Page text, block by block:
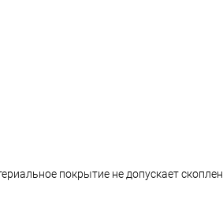
покрытие не допускает